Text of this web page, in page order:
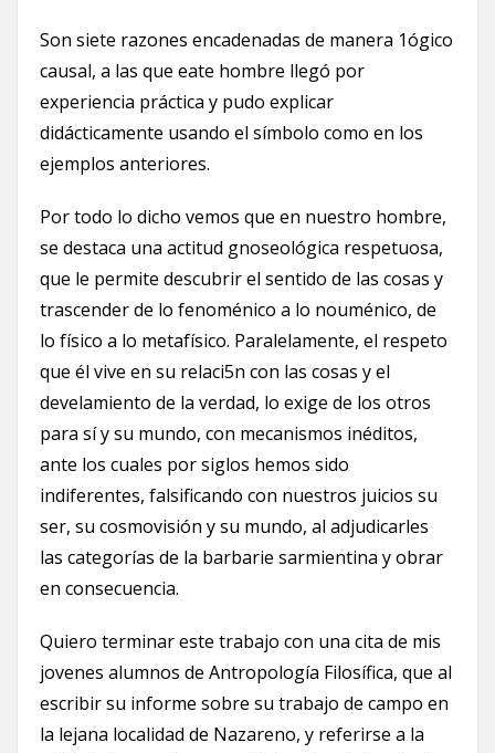
Son siete razones encadenadas de manera 1ógico
causal, a las que eate hombre llegó por
experiencia práctica y pudo explicar
didácticamente usando el símbolo como en los
ejemplos anteriores.
Por todo lo dicho vemos que en nuestro hombre,
se destaca una actitud gnoseológica respetuosa,
que le permite descubrir el sentido de las cosas y
trascender de lo fenoménico a lo nouménico, de
lo físico a lo metafísico. Paralelamente, el respeto
que él vive en su relaci5n con las cosas y el
develamiento de la verdad, lo exige de los otros
para sí y su mundo, con mecanismos inéditos,
ante los cuales por siglos hemos sido
indiferentes, falsificando con nuestros juicios su
ser, su cosmovisión y su mundo, al adjudicarles
las categorías de la barbarie sarmientina y obrar
en consecuencia.
Quiero terminar este trabajo con una cita de mis
jovenes alumnos de Antropología Filosífica, que al
escribir su informe sobre su trabajo de campo en
la lejana localidad de Nazareno, y referirse a la